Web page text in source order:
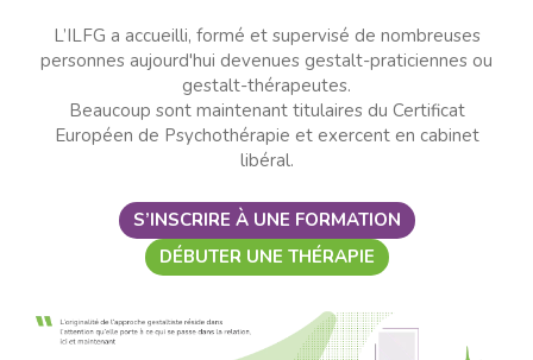
L’ILFG a accueilli, formé et supervisé de nombreuses
personnes aujourd'hui devenues gestalt-praticiennes ou
gestalt-thérapeutes.
Beaucoup sont maintenant titulaires du Certificat
Européen de Psychothérapie et exercent en cabinet
libéral.
S’INSCRIRE À UNE FORMATION
DÉBUTER UNE THÉRAPIE